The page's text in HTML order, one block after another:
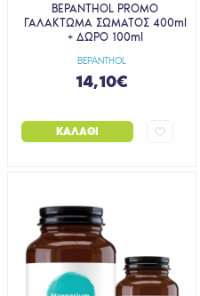
BEPANTHOL
BEPANTHOL PROMO
ΓΑΛΑΚΤΩΜΑ ΣΩΜΑΤΟΣ 400ml
+ ΔΩΡΟ 100ml
14,10€
ΚΑΛΆΘΙ